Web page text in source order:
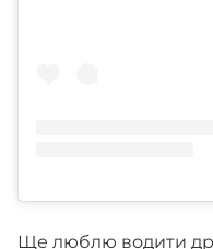
Ще люблю водити